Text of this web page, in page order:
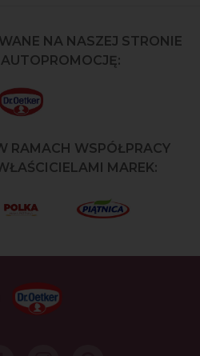
NA NASZEJ STRONIE
RAMACH WSPÓŁPRACY
MAREK: